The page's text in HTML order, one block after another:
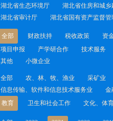
湖北省生态环境厅
湖北省住房和城乡
湖北省审计厅
湖北省国有资产监督管
全部 财政扶持 税收政策 资
项目申报
产学研合作 技术服务
其他
小微企业
全部 农、林、牧、渔业 采矿业
信息传输、软件和信息技术服务业
金
教育
卫生和社会工作 文化、体